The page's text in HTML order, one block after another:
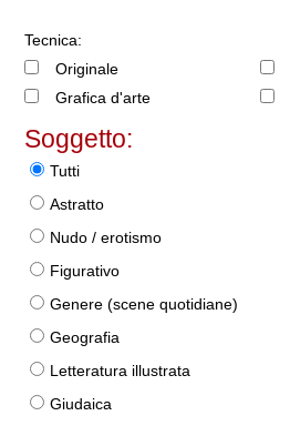
Tecnica:
Originale
Grafica d'arte
Soggetto:
Tutti
Astratto
Nudo / erotismo
Figurativo
Genere (scene quotidiane)
Geografia
Letteratura illustrata
Giudaica